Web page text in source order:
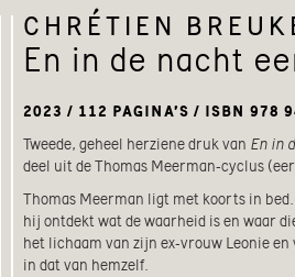
chrétien
En in de nacht
2023 / 112 PAGINA’S / ISBN 978
Tweede, geheel herziene druk van En in
deel uit de Thomas Meerman-cyclus
Thomas Meerman ligt met koorts in
hij ontdekt wat de waarheid is en waar
het lichaam van zijn ex-vrouw Leonie
in dat van hemzelf.